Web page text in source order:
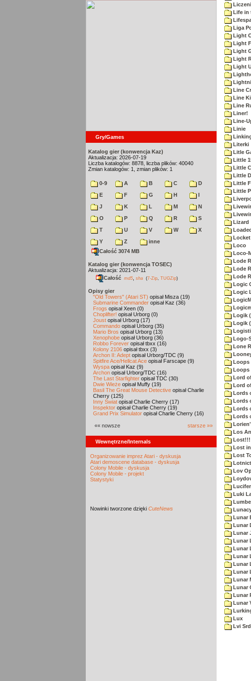
Gry/Games
Katalog gier (konwencja Kaz)
Aktualizacja: 2026-07-19
Liczba katalogów: 8878, liczba plików: 40040
Zmian katalogów: 1, zmian plików: 1
0-9 A B C
D
E
F G H
I
J
K L M
N
O
P Q R
S
T
U V W
X
Y
Z
inne
Całość 3074 MB
Katalog gier (konwencja TOSEC)
Aktualizacja: 2021-07-11
Całość md5 sha (7-Zip TUGZip)
Opisy gier
"Old Towers" (Atari ST) opisał Misza (19)
Submarine Commander opisał Kaz (36)
Frogs opisał Xeen (0)
Choplifter! opisał Urborg (0)
Joust opisał Urborg (17)
Commando opisał Urborg (35)
Mario Bros opisał Urborg (13)
Xenophobe opisał Urborg (36)
Robbo Forever opisał tbxx (16)
Kolony 2106 opisał tbxx (3)
Archon II: Adept opisał Urborg/TDC (9)
Spitfire Ace/Hellcat Ace opisał Farscape (9)
Wyspa opisał Kaz (9)
Archon opisał Urborg/TDC (16)
The Last Starfighter opisał TDC (30)
Dwie Wieże opisał Muffy (19)
Basil The Great Mouse Detective opisał Charlie
Cherry (125)
Inny Świat opisał Charlie Cherry (17)
Inspektor opisał Charlie Cherry (19)
Grand Prix Simulator opisał Charlie Cherry (16)
«« nowsze starsze »»
Wewnętrzne/Internals
Organizowanie imprez Atari - dyskusja
Atari demoscene database - dyskusja
Colony Mobile - dyskusja
Colony Mobile - projekt
Statystyki
Nowinki tworzone dzięki CuteNews
Life in
Liga
Light
Light
Light
Light
Light
Line
Line
Line
Liner!
Line-
Linie
Literki
Litle
Little
Little
Little
Little
Little
Lizard
Locket
Loco
Loco-
Lode
Lode
Lode
Logic
Logic
Logik
Logik
Logo-
Lone
Loops
Loops
Lord
Lord
Lords
Lords
Lords
Lords
Los
Lost!!!
Lost
Lost
Lov
Luki
Lunar
Lunar
Lunar
Lunar
Lunar
Lunar
Lunar
Lunar
Lunar
Lunar
Lunar
Lunar
Lux
Lvi